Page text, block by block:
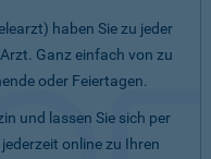
haben Sie zu jeder
Ganz einfach von zu
oder Feiertagen.
und lassen Sie sich per
online zu Ihren